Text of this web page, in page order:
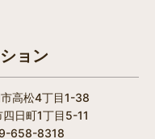
ョン
高松4丁目1-38​
日町1丁目5-11
658-8318